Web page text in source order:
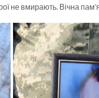
не вмирають. Вічна